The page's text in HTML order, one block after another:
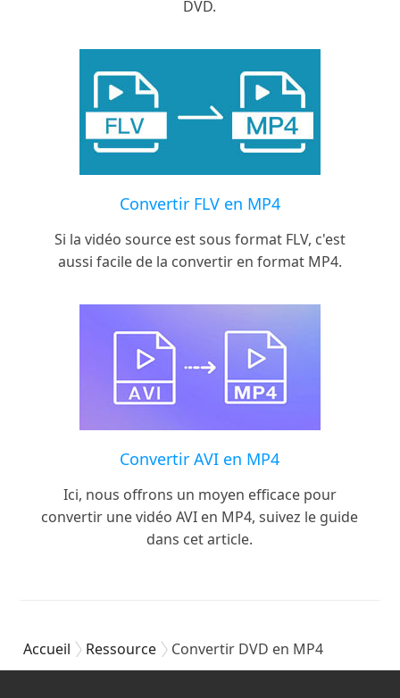
DVD.
Convertir FLV en MP4
Si la vidéo source est sous format FLV, c'est
aussi facile de la convertir en format MP4.
Convertir AVI en MP4
Ici, nous offrons un moyen efficace pour
convertir une vidéo AVI en MP4, suivez le guide
dans cet article.
Accueil Ressource Convertir DVD en MP4